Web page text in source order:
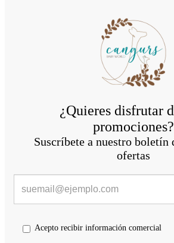
¿Quieres disfrutar
promociones?
Suscríbete a nuestro boletín
ofertas
Acepto recibir información comercial